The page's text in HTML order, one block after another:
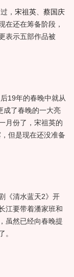
， 宋祖英、 蔡国庆
在还在筹备阶段，
表示五部作品被
19年的春晚中就从
成了春晚的一大亮
月份了，宋祖英的
但是现在还没准备
《清水蓝天2》开
江要带着潘家班和
虽然已经向春晚提
。